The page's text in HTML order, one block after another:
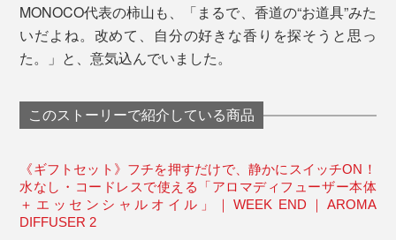
MONOCO代表の柿山も、「まるで、香道の“お道具”みた
いだよね。改めて、自分の好きな香りを探そうと思っ
た。」と、意気込んでいました。
このストーリーで紹介している商品
《ギフトセット》フチを押すだけで、静かにスイッチON！
水なし・コードレスで使える「アロマディフューザー本体
＋エッセンシャルオイル」｜WEEK END｜AROMA
DIFFUSER 2